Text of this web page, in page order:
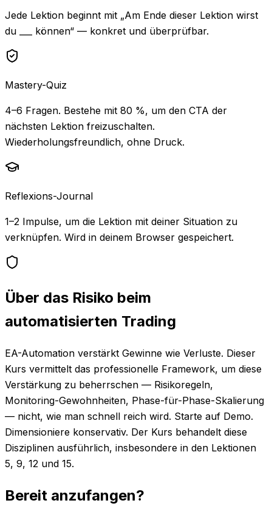
Jede Lektion beginnt mit „Am Ende dieser Lektion wirst
du ___ können“ — konkret und überprüfbar.
Mastery-Quiz
4–6 Fragen. Bestehe mit 80 %, um den CTA der
nächsten Lektion freizuschalten.
Wiederholungsfreundlich, ohne Druck.
Reflexions-Journal
1–2 Impulse, um die Lektion mit deiner Situation zu
verknüpfen. Wird in deinem Browser gespeichert.
Über das Risiko beim
automatisierten Trading
EA-Automation verstärkt Gewinne wie Verluste. Dieser
Kurs vermittelt das professionelle Framework, um diese
Verstärkung zu beherrschen — Risikoregeln,
Monitoring-Gewohnheiten, Phase-für-Phase-Skalierung
— nicht, wie man schnell reich wird. Starte auf Demo.
Dimensioniere konservativ. Der Kurs behandelt diese
Disziplinen ausführlich, insbesondere in den Lektionen
5, 9, 12 und 15.
Bereit anzufangen?